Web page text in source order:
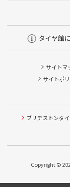
タイヤ館
サイトマ
サイトポ
ブリヂストンタ
Copyright ©
タイヤ点検